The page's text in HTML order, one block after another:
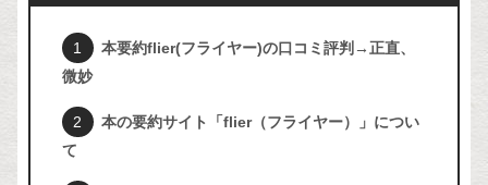
本要約flier(フライヤー)の口コミ評判→正直、
微妙
本の要約サイト「flier（フライヤー）」につい
て